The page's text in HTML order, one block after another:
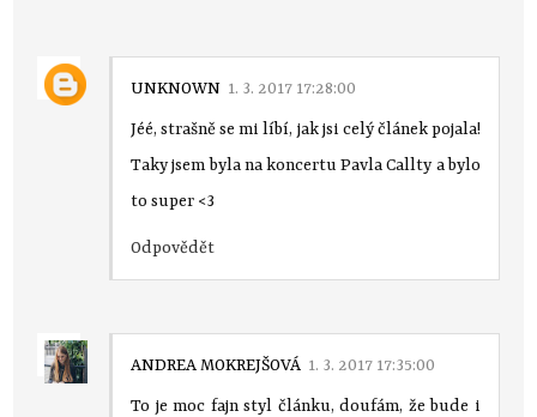
UNKNOWN 1. 3. 2017 17:28:00
Jéé, strašně se mi líbí, jak jsi celý článek pojala!
Taky jsem byla na koncertu Pavla Callty a bylo
to super <3
Odpovědět
ANDREA MOKREJŠOVÁ 1. 3. 2017 17:35:00
To je moc fajn styl článku, doufám, že bude i